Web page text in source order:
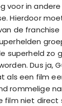
voor in
Hierdoor
de
superheld zo
Dus ja,
als een film
rommelige
film niet direct